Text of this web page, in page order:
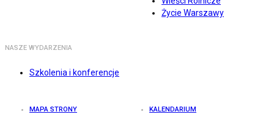
Życie Warszawy
NASZE WYDARZENIA
Szkolenia i konferencje
MAPA STRONY KALENDARIUM